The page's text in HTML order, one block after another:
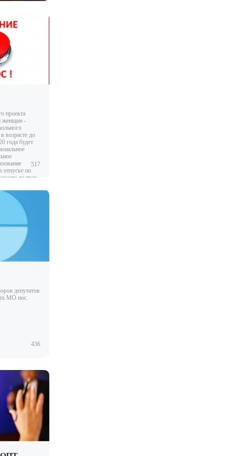
проекта
женщин -
возрасте до
года будет
по
до трех
517
депутатов
МО пос.
436